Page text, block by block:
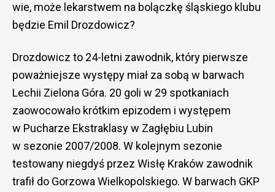
wie, może lekarstwem na bolączkę śląskiego klubu
będzie Emil Drozdowicz?
Drozdowicz to 24-letni zawodnik, który pierwsze
poważniejsze występy miał za sobą w barwach
Lechii Zielona Góra. 20 goli w 29 spotkaniach
zaowocowało krótkim epizodem i występem
w Pucharze Ekstraklasy w Zagłębiu Lubin
w sezonie 2007/2008. W kolejnym sezonie
testowany niegdyś przez Wisłę Kraków zawodnik
trafił do Gorzowa Wielkopolskiego. W barwach GKP